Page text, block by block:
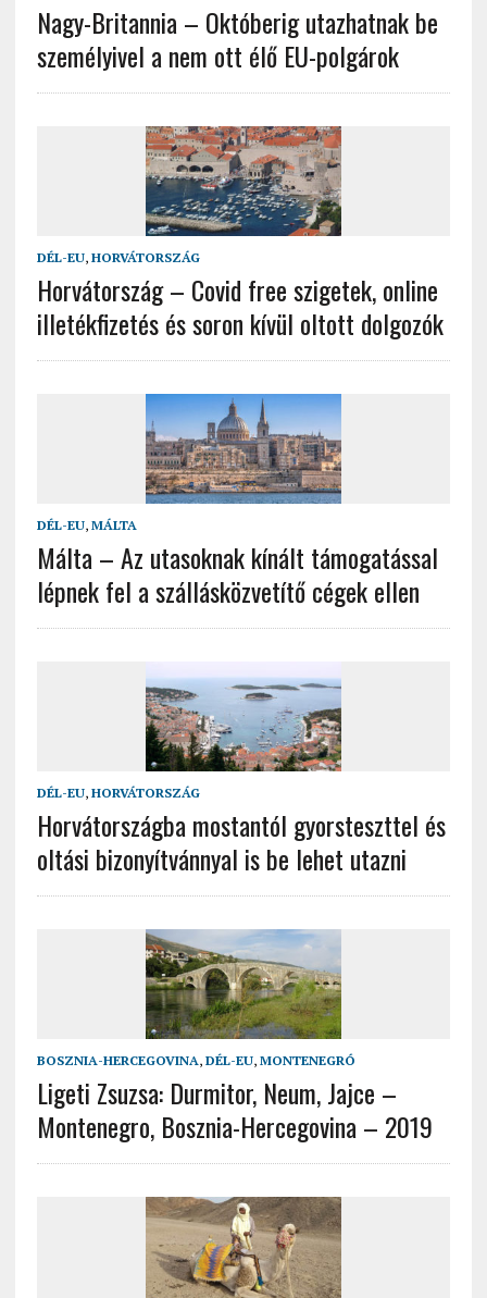
Nagy-Britannia – Októberig utazhatnak be
személyivel a nem ott élő EU-polgárok
DÉL-EU, HORVÁTORSZÁG
Horvátország – Covid free szigetek, online
illetékfizetés és soron kívül oltott dolgozók
DÉL-EU, MÁLTA
Málta – Az utasoknak kínált támogatással
lépnek fel a szállásközvetítő cégek ellen
DÉL-EU, HORVÁTORSZÁG
Horvátországba mostantól gyorsteszttel és
oltási bizonyítvánnyal is be lehet utazni
BOSZNIA-HERCEGOVINA, DÉL-EU, MONTENEGRÓ
Ligeti Zsuzsa: Durmitor, Neum, Jajce –
Montenegro, Bosznia-Hercegovina – 2019